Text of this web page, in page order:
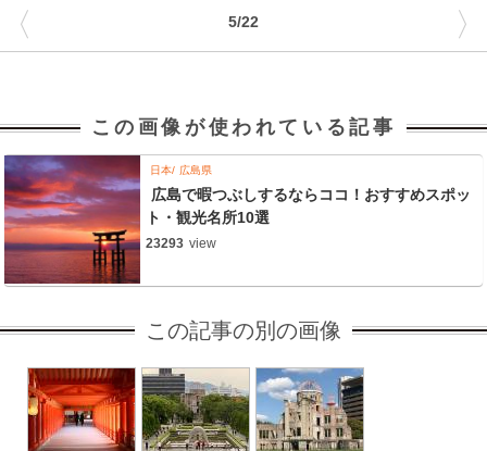
5/22
〈 〉
この画像が使われている記事
日本 広島県
広島で暇つぶしするならココ！おすすめスポッ
ト・観光名所10選
23293 view
この記事の別の画像